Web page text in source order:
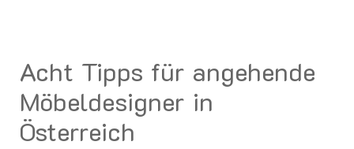
Acht Tipps für angehende
Möbeldesigner in
Österreich